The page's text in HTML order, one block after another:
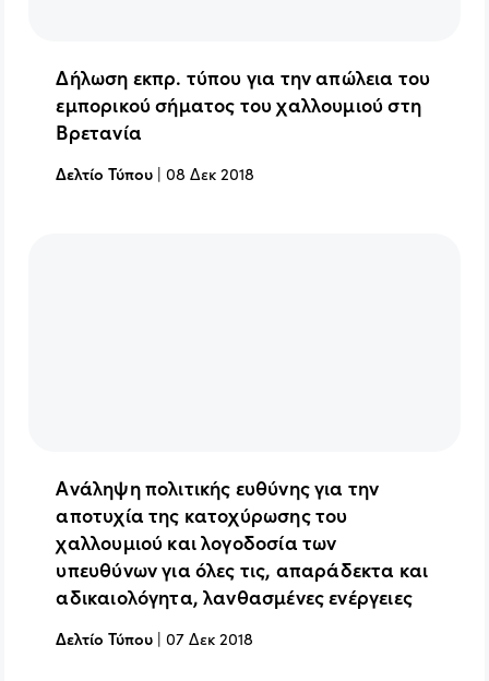
Δήλωση εκπρ. τύπου για την απώλεια του
εμπορικού σήματος του χαλλουμιού στη
Βρετανία
Δελτίο Τύπου |08 Δεκ 2018
Ανάληψη πολιτικής ευθύνης για την
αποτυχία της κατοχύρωσης του
χαλλουμιού και λογοδοσία των
υπευθύνων για όλες τις, απαράδεκτα και
αδικαιολόγητα, λανθασμένες ενέργειες
Δελτίο Τύπου |07 Δεκ 2018